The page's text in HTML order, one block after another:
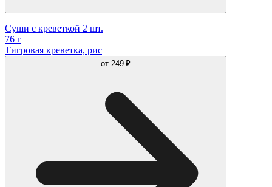
Суши c креветкой 2 шт.
76 г
Тигровая креветка, рис
от 249 ₽